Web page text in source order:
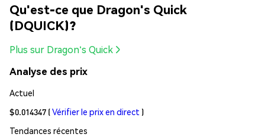
Qu'est-ce que Dragon's Quick
(DQUICK)?
Plus sur Dragon's Quick
Analyse des prix
Actuel
$0.014347 (Vérifier le prix en direct )
Tendances récentes